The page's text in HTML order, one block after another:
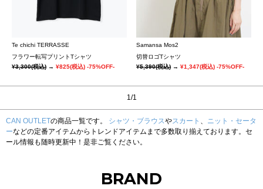
Te chichi TERRASSE
フラワー転写プリントTシャツ
¥3,300(税込) → ¥825(税込) -75%OFF-
Samansa Mos2
切替ロゴTシャツ
¥5,390(税込)→¥1,347(税込) -75%OFF-
1/1
CAN OUTLETの商品一覧です。 シャツ・ブラウスやスカート 、 ニット・セータ
ーなどの定番アイテムからトレンドアイテムまで多数取り揃えております。セ
ール情報も随時更新中！是非ご覧ください。
BRAND